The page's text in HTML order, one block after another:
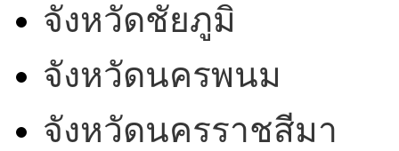
จังหวัดชัยภูมิ
จังหวัดนครพนม
จังหวัดนครราชสีมา